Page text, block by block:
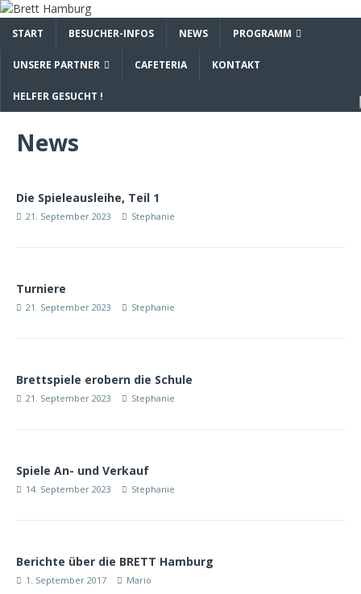
START BESUCHER-INFOS NEWS PROGRAMM
UNSERE PARTNER CAFETERIA KONTAKT
HELFER GESUCHT !
News
Die Spieleausleihe, Teil 1
21. September 2023 Stephanie
Turniere
21. September 2023 Stephanie
Brettspiele erobern die Schule
21. September 2023 Stephanie
Spiele An- und Verkauf
14. September 2023 Stephanie
Berichte über die BRETT Hamburg
1. September 2017 Mario